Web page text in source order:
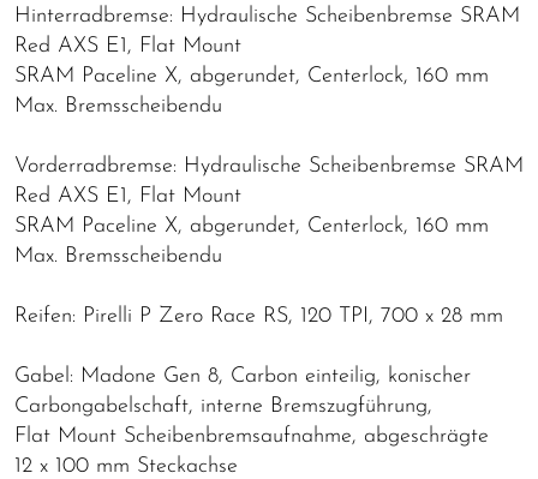
Hinterradbremse: Hydraulische Scheibenbremse SRAM
Red AXS E1, Flat Mount
SRAM Paceline X, abgerundet, Centerlock, 160 mm
Max. Bremsscheibendu
Vorderradbremse: Hydraulische Scheibenbremse SRAM
Red AXS E1, Flat Mount
SRAM Paceline X, abgerundet, Centerlock, 160 mm
Max. Bremsscheibendu
Reifen: Pirelli P Zero Race RS, 120 TPI, 700 x 28 mm
Gabel: Madone Gen 8, Carbon einteilig, konischer
Carbongabelschaft, interne Bremszugführung,
Flat Mount Scheibenbremsaufnahme, abgeschrägte
12 x 100 mm Steckachse